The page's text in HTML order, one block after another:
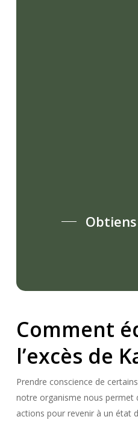
Comment
l’excès de
Prendre conscience de
notre organisme nous permet
actions pour revenir à un état